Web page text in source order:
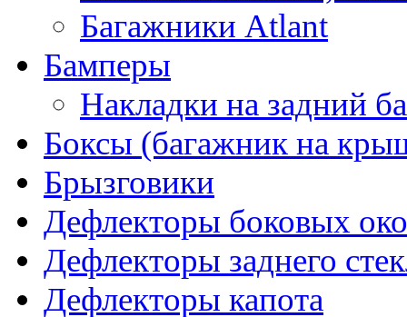
Багажники Atlant
Бамперы
Накладки на задний
Боксы (багажник на
Брызговики
Дефлекторы боковых
Дефлекторы заднего
Дефлекторы капота